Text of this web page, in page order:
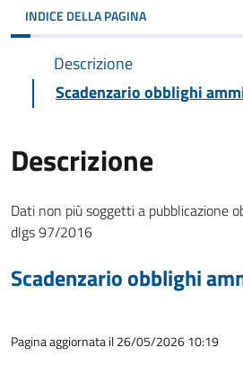
INDICE DELLA PAGINA
Descrizione
Scadenzario obblighi
Descrizione
Dati non più soggetti a pubblicazione
dlgs 97/2016
Scadenzario obblighi
Pagina aggiornata il 26/05/2026 10:19